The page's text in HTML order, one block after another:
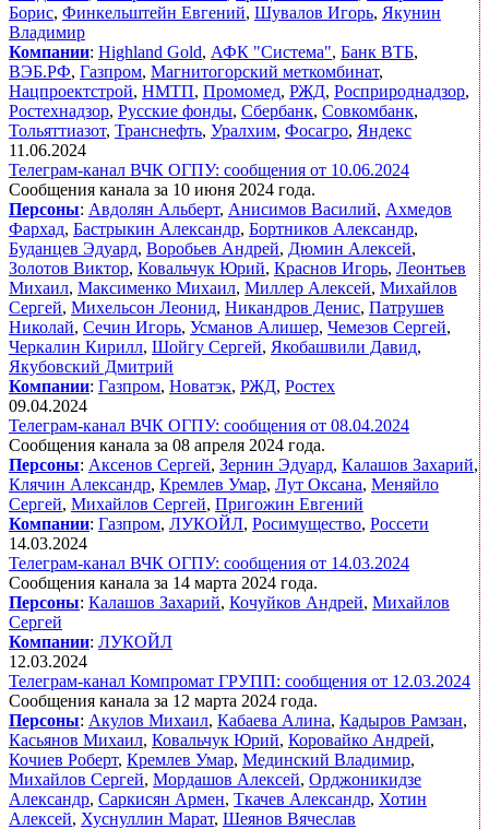
Борис, Финкельштейн Евгений, Шувалов Игорь, Якунин
Владимир
Компании: Highland Gold, АФК "Система", Банк ВТБ,
ВЭБ.РФ, Газпром, Магнитогорский меткомбинат,
Нацпроектстрой, НМТП, Промомед, РЖД, Росприроднадзор,
Ростехнадзор, Русские фонды, Сбербанк, Совкомбанк,
Тольяттиазот, Транснефть, Уралхим, Фосагро, Яндекс
11.06.2024
Телеграм-канал ВЧК ОГПУ: сообщения от 10.06.2024
Сообщения канала за 10 июня 2024 года.
Персоны: Авдолян Альберт, Анисимов Василий, Ахмедов
Фархад, Бастрыкин Александр, Бортников Александр,
Буданцев Эдуард, Воробьев Андрей, Дюмин Алексей,
Золотов Виктор, Ковальчук Юрий, Краснов Игорь, Леонтьев
Михаил, Максименко Михаил, Миллер Алексей, Михайлов
Сергей, Михельсон Леонид, Никандров Денис, Патрушев
Николай, Сечин Игорь, Усманов Алишер, Чемезов Сергей,
Черкалин Кирилл, Шойгу Сергей, Якобашвили Давид,
Якубовский Дмитрий
Компании: Газпром, Новатэк, РЖД, Ростех
09.04.2024
Телеграм-канал ВЧК ОГПУ: сообщения от 08.04.2024
Сообщения канала за 08 апреля 2024 года.
Персоны: Аксенов Сергей, Зернин Эдуард, Калашов Захарий,
Клячин Александр, Кремлев Умар, Лут Оксана, Меняйло
Сергей, Михайлов Сергей, Пригожин Евгений
Компании: Газпром, ЛУКОЙЛ, Росимущество, Россети
14.03.2024
Телеграм-канал ВЧК ОГПУ: сообщения от 14.03.2024
Сообщения канала за 14 марта 2024 года.
Персоны: Калашов Захарий, Кочуйков Андрей, Михайлов
Сергей
Компании: ЛУКОЙЛ
12.03.2024
Телеграм-канал Компромат ГРУПП: сообщения от 12.03.2024
Сообщения канала за 12 марта 2024 года.
Персоны: Акулов Михаил, Кабаева Алина, Кадыров Рамзан,
Касьянов Михаил, Ковальчук Юрий, Коровайко Андрей,
Кочиев Роберт, Кремлев Умар, Мединский Владимир,
Михайлов Сергей, Мордашов Алексей, Орджоникидзе
Александр, Саркисян Армен, Ткачев Александр, Хотин
Алексей, Хуснуллин Марат, Шеянов Вячеслав